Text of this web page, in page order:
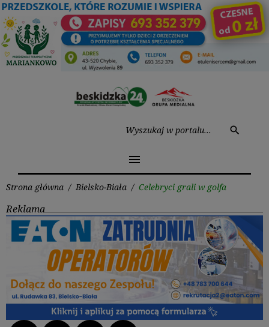
Przejdź
do
treści
search
menu
Strona główna / Bielsko-Biała / Celebryci grali w golfa
Reklama